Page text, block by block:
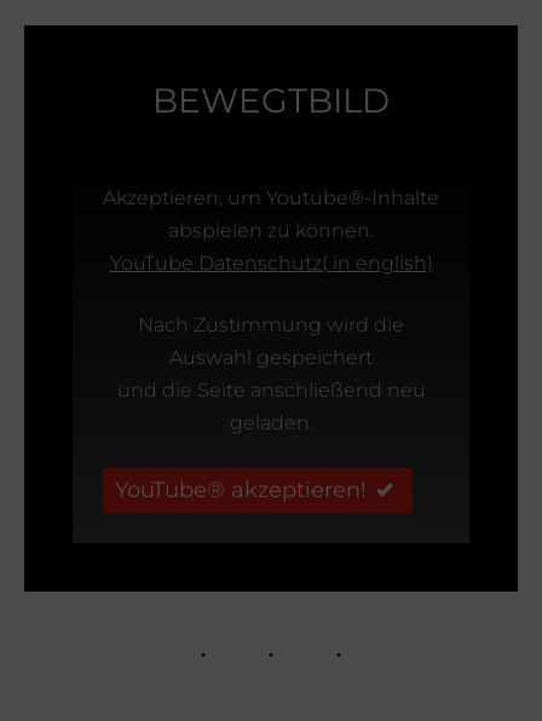
BEWEGTBILD
Akzeptieren, um Youtube®-Inhalte
abspielen zu können.
YouTube Datenschutz( in english)
Nach Zustimmung wird die
Auswahl gespeichert
und die Seite anschließend neu
geladen.
YouTube® akzeptieren!